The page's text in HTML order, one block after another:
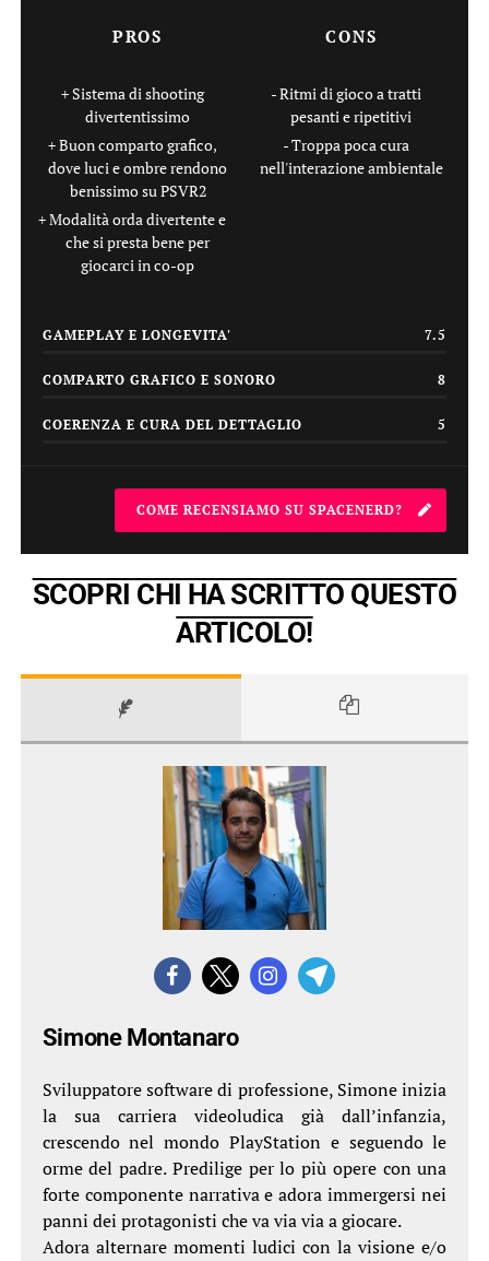
GAMEPLAY E LONGEVITA' 7.5
COMPARTO GRAFICO E SONORO 8
COERENZA E CURA DEL DETTAGLIO 5
PROS
Sistema di shooting
divertentissimo
Buon comparto grafico,
dove luci e ombre rendono
benissimo su PSVR2
Modalità orda divertente e
che si presta bene per
giocarci in co-op
CONS
Ritmi di gioco a tratti
pesanti e ripetitivi
Troppa poca cura
nell'interazione ambientale
COME RECENSIAMO SU SPACENERD?
SCOPRI CHI HA SCRITTO QUESTO
ARTICOLO!
Simone Montanaro
Sviluppatore software di professione, Simone inizia
la sua carriera videoludica già dall’infanzia,
crescendo nel mondo PlayStation e seguendo le
orme del padre. Predilige per lo più opere con una
forte componente narrativa e adora immergersi nei
panni dei protagonisti che va via via a giocare.
Adora alternare momenti ludici con la visione e/o